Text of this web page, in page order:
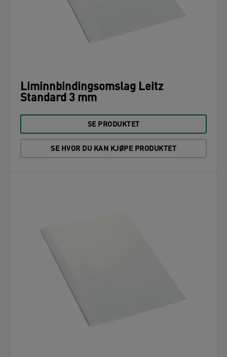
Liminnbindingsomslag Leitz
Standard 3 mm
SE PRODUKTET
SE HVOR DU KAN KJØPE PRODUKTET